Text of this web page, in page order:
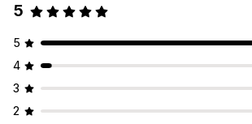
5
5
4
3
2